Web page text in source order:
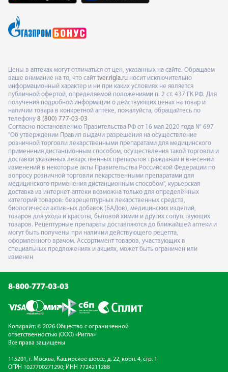
Цены в аптеках могут отличаться от цен, указанных на сайте. Обращаем
ваше внимание на то, что сайт tver.rigla.ru носит исключительно
информационный характер и ни при каких условиях не является
публичной офертой, определяемой положениями п. 2 ст. 437 ГК РФ. Для
получения подробной информации о действующих ценах на товар и
наличии товара в конкретной аптеке, пожалуйста, обращайтесь по
телефону 8 (800) 777-03-03
Согласно постановлению Правительства РФ от 16 мая 2020 года № 697
"Об утверждении Правил выдачи разрешения на осуществление
розничной торговли лекарственными препаратами для медицинского
применения дистанционным способом, осуществления такой торговли и
доставки указанных лекарственных препаратов гражданам и внесении
изменений в некоторые акты Правительства Российской Федерации по
вопросу розничной торговли лекарственными препаратами для
медицинского применения дистанционным способом", курьерская
доставка из интернет-аптеки возможна только для определённых
категорий товаров: безрецептурных лекарственных средств,
биологически активных добавок (БАДов), медицинских изделий,
товаров для ухода и красоты, бытовой химии и других сопутствующих
товаров. Рецептурные препараты доставляются до ближайшей аптеки и
могут быть получены при наличии действующего рецепта,
оформленного врачом. Ассортимент товаров, участвующих в
специальных предложениях и акциях, может быть ограничен или
изменен
8-800-777-03-03
Копирайт: © 2026 Общество с ограниченной
ответственностью (ООО) «Ригла»
Все права защищены
115201, г. Москва, Каширское шоссе, д. 22, корп. 4, стр. 1
ОГРН 1027700271290; ИНН 7724211288